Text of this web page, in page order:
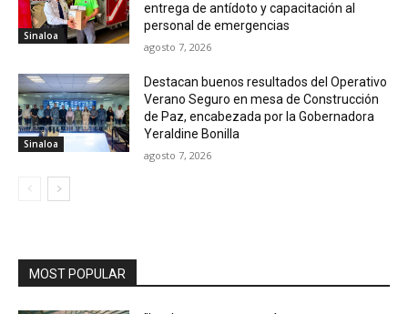
Sinaloa
entrega de antídoto y capacitación al
personal de emergencias
agosto 7, 2026
Sinaloa
Destacan buenos resultados del Operativo
Verano Seguro en mesa de Construcción
de Paz, encabezada por la Gobernadora
Yeraldine Bonilla
agosto 7, 2026
MOST POPULAR